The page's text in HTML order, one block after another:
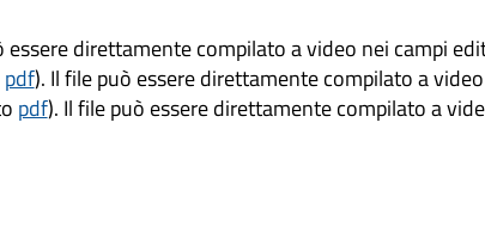
essere direttamente compilato a video nei campi
pdf). Il file può essere direttamente compilato a
pdf). Il file può essere direttamente compilato a